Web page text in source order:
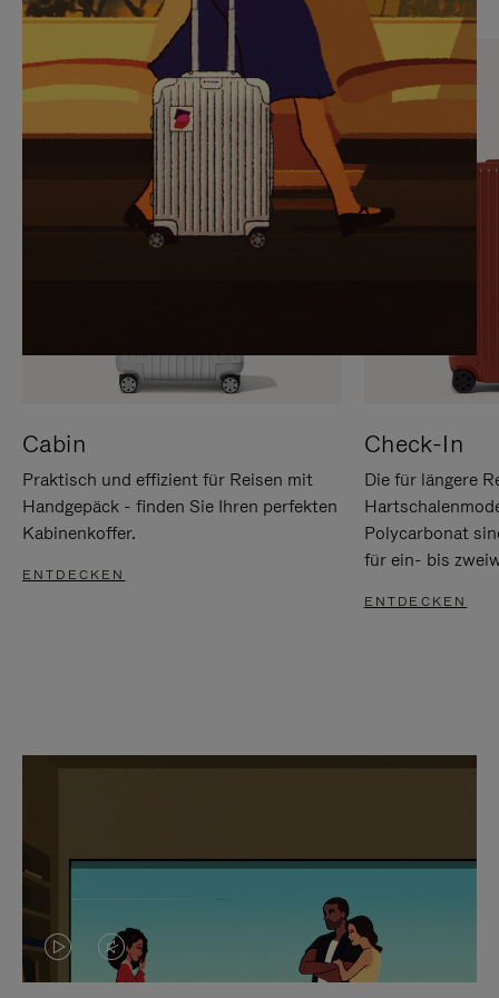
SIE,
UM
ANZUHALTEN
AUFHEBEN
DER
STUMMSCHALTUNG
Cabin
Praktisch und effizient für Reisen mit
Handgepäck - finden Sie Ihren perfekten
Kabinenkoffer.
ENTDECKEN
Check-In
Die für längere
Polycarbonat
für ein- bis
ENTDECKEN
DASVIDEO